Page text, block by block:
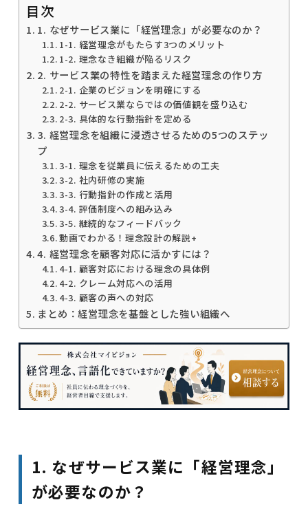
目次
1. なぜサービス業に「経営理念」が必要なのか？
1-1. 経営理念がもたらす3つのメリット
1-2. 理念なき組織が陥るリスク
2. サービス業の特性を踏まえた経営理念の作り方
2-1. 企業のビジョンを明確にする
2-2. サービス業ならではの価値観を盛り込む
2-3. 具体的な行動指針を定める
3. 経営理念を組織に浸透させるための5つのステッ
プ
3-1. 理念を従業員に伝えるための工夫
3-2. 社内研修の実施
3-3. 行動指針の作成と活用
3-4. 評価制度への組み込み
3-5. 継続的なフィードバック
動画でわかる！理念設計の解説+
4. 経営理念を顧客対応に活かすには？
4-1. 顧客対応における理念の具体例
4-2. クレーム対応への活用
4-3. 顧客の声への対応
まとめ：経営理念を基盤とした強い組織へ
1. なぜサービス業に「経営理念」
が必要なのか？